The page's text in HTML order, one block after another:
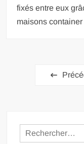
fixés entre eux
maisons container
Pagination